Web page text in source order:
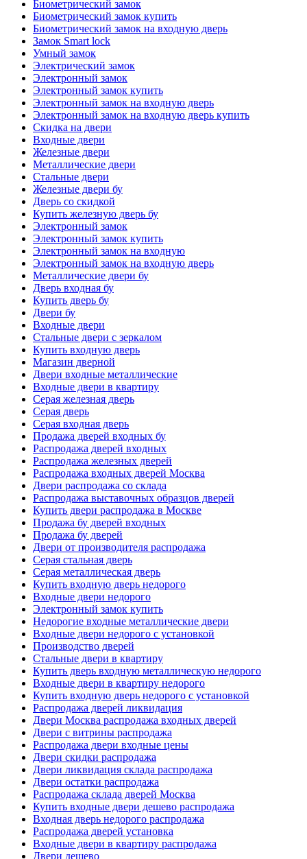
Биометрический замок
Биометрический замок купить
Биометрический замок на входную дверь
Замок Smart lock
Умный замок
Электрический замок
Электронный замок
Электронный замок купить
Электронный замок на входную дверь
Электронный замок на входную дверь купить
Скидка на двери
Входные двери
Железные двери
Металлические двери
Стальные двери
Железные двери бу
Дверь со скидкой
Купить железную дверь бу
Электронный замок
Электронный замок купить
Электронный замок на входную
Электронный замок на входную дверь
Металлические двери бу
Дверь входная бу
Купить дверь бу
Двери бу
Входные двери
Стальные двери с зеркалом
Купить входную дверь
Магазин дверной
Двери входные металлические
Входные двери в квартиру
Серая железная дверь
Серая дверь
Серая входная дверь
Продажа дверей входных бу
Распродажа дверей входных
Распродажа железных дверей
Распродажа входных дверей Москва
Двери распродажа со склада
Распродажа выставочных образцов дверей
Купить двери распродажа в Москве
Продажа бу дверей входных
Продажа бу дверей
Двери от производителя распродажа
Серая стальная дверь
Серая металлическая дверь
Купить входную дверь недорого
Входные двери недорого
Электронный замок купить
Недорогие входные металлические двери
Входные двери недорого с установкой
Производство дверей
Стальные двери в квартиру
Купить дверь входную металлическую недорого
Входные двери в квартиру недорого
Купить входную дверь недорого с установкой
Распродажа дверей ликвидация
Двери Москва распродажа входных дверей
Двери с витрины распродажа
Распродажа двери входные цены
Двери скидки распродажа
Двери ликвидация склада распродажа
Двери остатки распродажа
Распродажа склада дверей Москва
Купить входные двери дешево распродажа
Входная дверь недорого распродажа
Распродажа дверей установка
Входные двери в квартиру распродажа
Двери дешево